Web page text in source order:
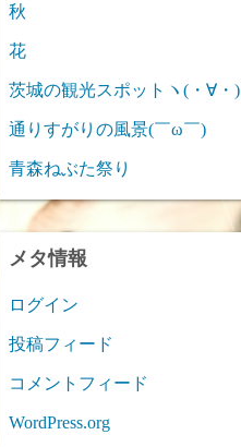
秋
花
茨城の観光スポットヽ(・∀・)
通りすがりの風景(￣ω￣)
青森ねぶた祭り
メタ情報
ログイン
投稿フィード
コメントフィード
WordPress.org